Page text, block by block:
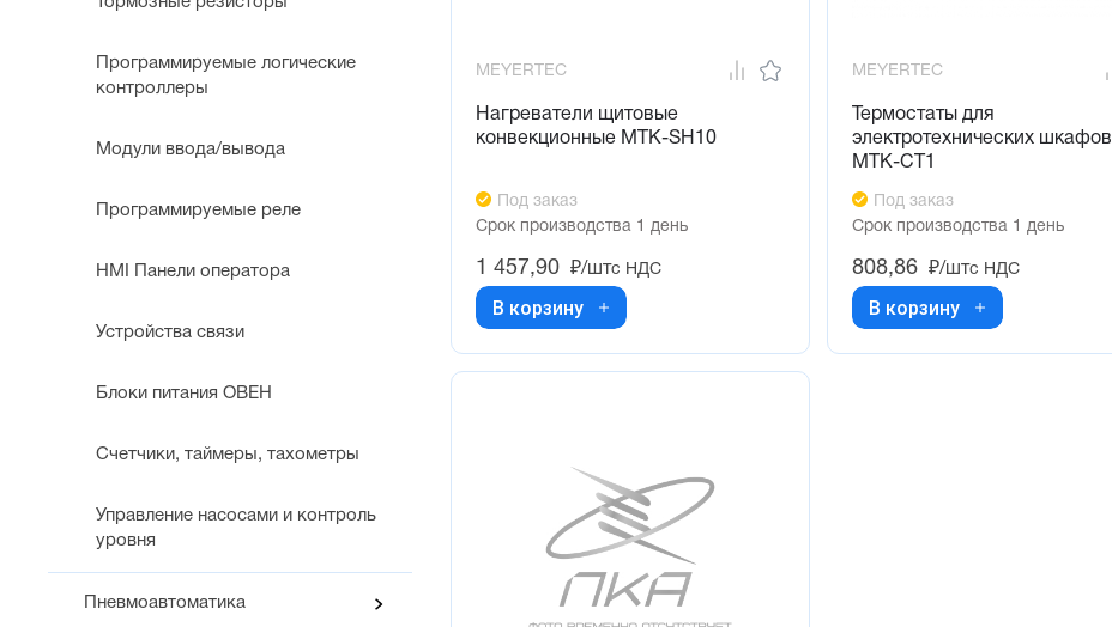
Программируемые логические
контроллеры
Модули ввода/вывода
Программируемые реле
HMI Панели оператора
Устройства связи
Блоки питания ОВЕН
Счетчики, таймеры, тахометры
Управление насосами и контроль
уровня
Пневмоавтоматика
MEYERTEC
Нагреватели щитовые
конвекционные MTK-SH10
Под заказ
Срок производства 1 день
1 457,90 ₽/штс НДС
В корзину
MEYERTEC
Термостаты для
электротехнических шкафов
MTK-CT1
Под заказ
Срок производства 1 день
808,86 ₽/штс НДС
В корзину